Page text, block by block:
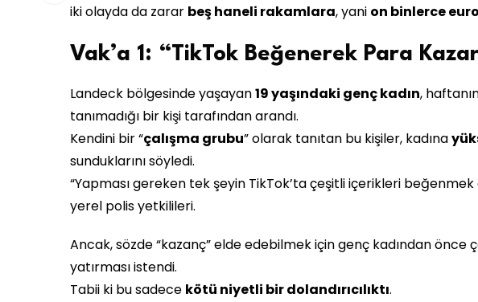
iki olayda da zarar beş haneli rakamlara, yani on binlerce
Vak’a 1: “TikTok Beğenerek Para
Landeck bölgesinde yaşayan19 yaşındaki genç kadın,
tanımadığı bir kişi tarafından arandı.
Kendini bir “çalışma grubu” olarak tanıtan bu kişiler, kadına
sunduklarını söyledi.
“Yapması gereken tek şeyin TikTok’ta çeşitli içerikleri beğenmek
yerel polis yetkilileri.
Ancak, sözde “kazanç” elde edebilmek için genç kadından önce
yatırması istendi.
Tabii ki bu sadece kötü niyetli bir dolandırıcılıktı.